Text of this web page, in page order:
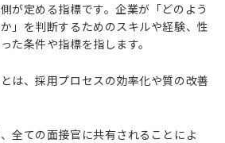
が定める指標です。企業が「どのよう
」を判断するためのスキルや経験、性
た条件や指標を指します。
は、採用プロセスの効率化や質の改善
全ての面接官に共有されることによ